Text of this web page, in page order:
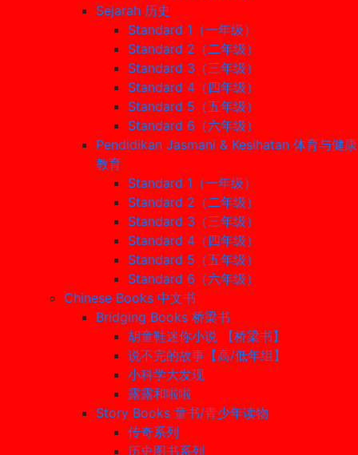
Sejarah 历史
Standard 1（一年级）
Standard 2（二年级）
Standard 3（三年级）
Standard 4（四年级）
Standard 5（五年级）
Standard 6（六年级）
Pendidikan Jasmani & Kesihatan 体育与健康
教育
Standard 1（一年级）
Standard 2（二年级）
Standard 3（三年级）
Standard 4（四年级）
Standard 5（五年级）
Standard 6（六年级）
Chinese Books 中文书
Bridging Books 桥梁书
胡童鞋迷你小说 【桥梁书】
说不完的故事【高/低年组】
小科学大发现
露露和啦啦
Story Books 童书/青少年读物
传奇系列
历史图书系列